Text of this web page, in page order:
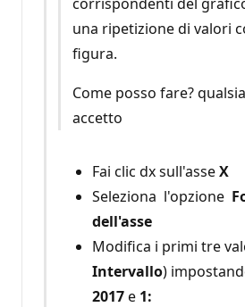
una ripetizione di valori
figura.
Come posso fare?
accetto
Fai clic dx sull'asseX
Seleziona l'opzione
dell'asse
Modifica i primi tre
Intervallo)
2017e 1: